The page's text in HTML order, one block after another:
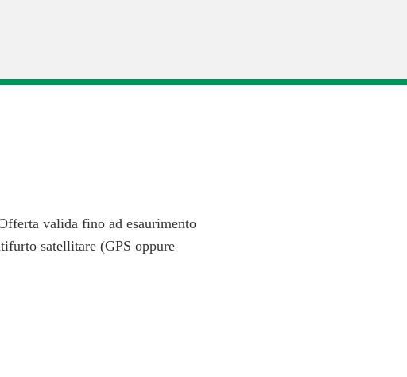
valida fino ad esaurimento
satellitare (GPS oppure